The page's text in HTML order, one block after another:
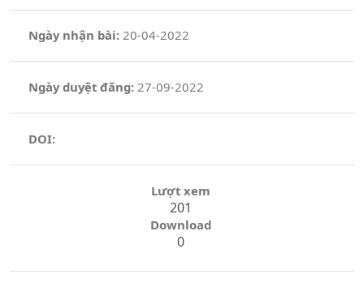
Ngày nhận bài: 20-04-2022
Ngày duyệt đăng:27-09-2022
DOI:
Lượt xem
201
Download
0